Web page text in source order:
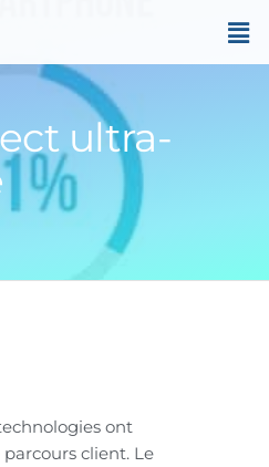
ultra-
ont
client. Le